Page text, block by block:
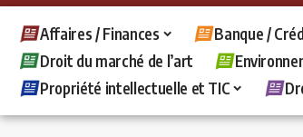
Affaires / Finances Banque /
Droit du marché de l’art
Propriété intellectuelle et TIC